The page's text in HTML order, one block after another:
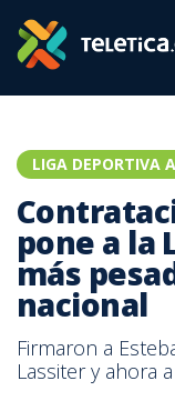
LIGA DEPORTIVA
pone a la
más
nacional
Firmaron a
Lassiter y ahora